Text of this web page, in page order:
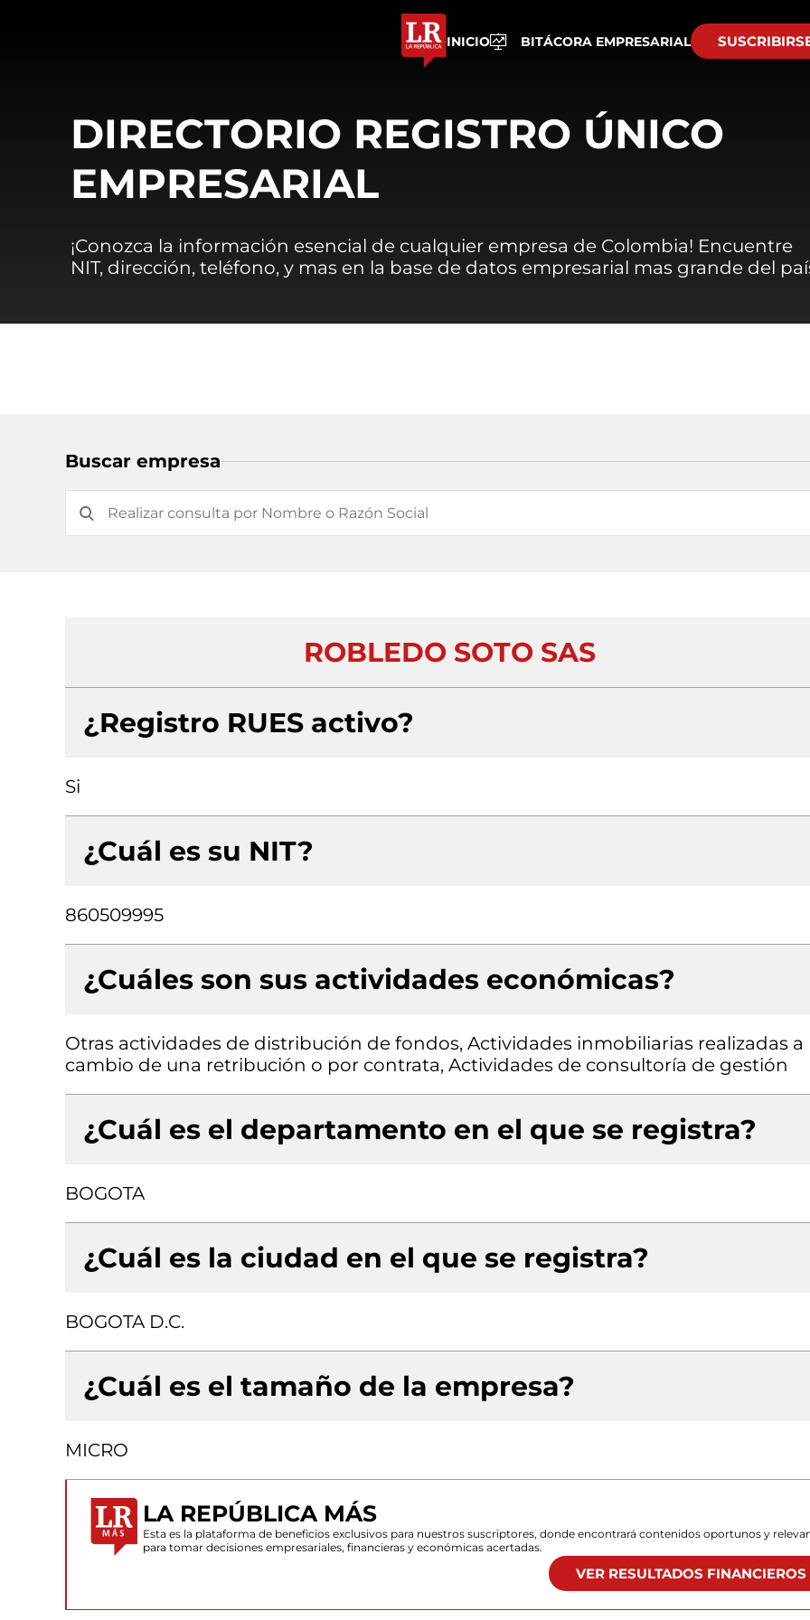
INICIO BITÁCORA EMPRESARIAL
DIRECTORIO REGISTRO ÚNICO
EMPRESARIAL
¡Conozca la información esencial de cualquier empresa de Colombia! Encuentre
NIT, dirección, teléfono, y mas en la base de datos empresarial mas grande del
Buscar empresa
ROBLEDO SOTO SAS
¿Registro RUES activo?
Si
¿Cuál es su NIT?
860509995
¿Cuáles son sus actividades económicas?
Otras actividades de distribución de fondos, Actividades inmobiliarias realizadas a
cambio de una retribución o por contrata, Actividades de consultoría de gestión
¿Cuál es el departamento en el que se registra?
BOGOTA
¿Cuál es la ciudad en el que se registra?
BOGOTA D.C.
¿Cuál es el tamaño de la empresa?
MICRO
LA REPÚBLICA MÁS
Esta es la plataforma de beneficios exclusivos para nuestros suscriptores, donde encontrará contenidos oportunos y
para tomar decisiones empresariales, financieras y económicas acertadas.
VER RESULTADOS FINANCIEROS